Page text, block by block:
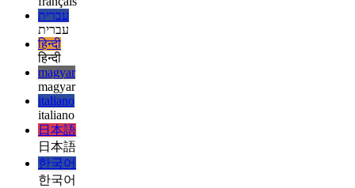
español
español
français
français
עברית
עברית
हिन्दी
हिन्दी
magyar
magyar
italiano
italiano
日本語